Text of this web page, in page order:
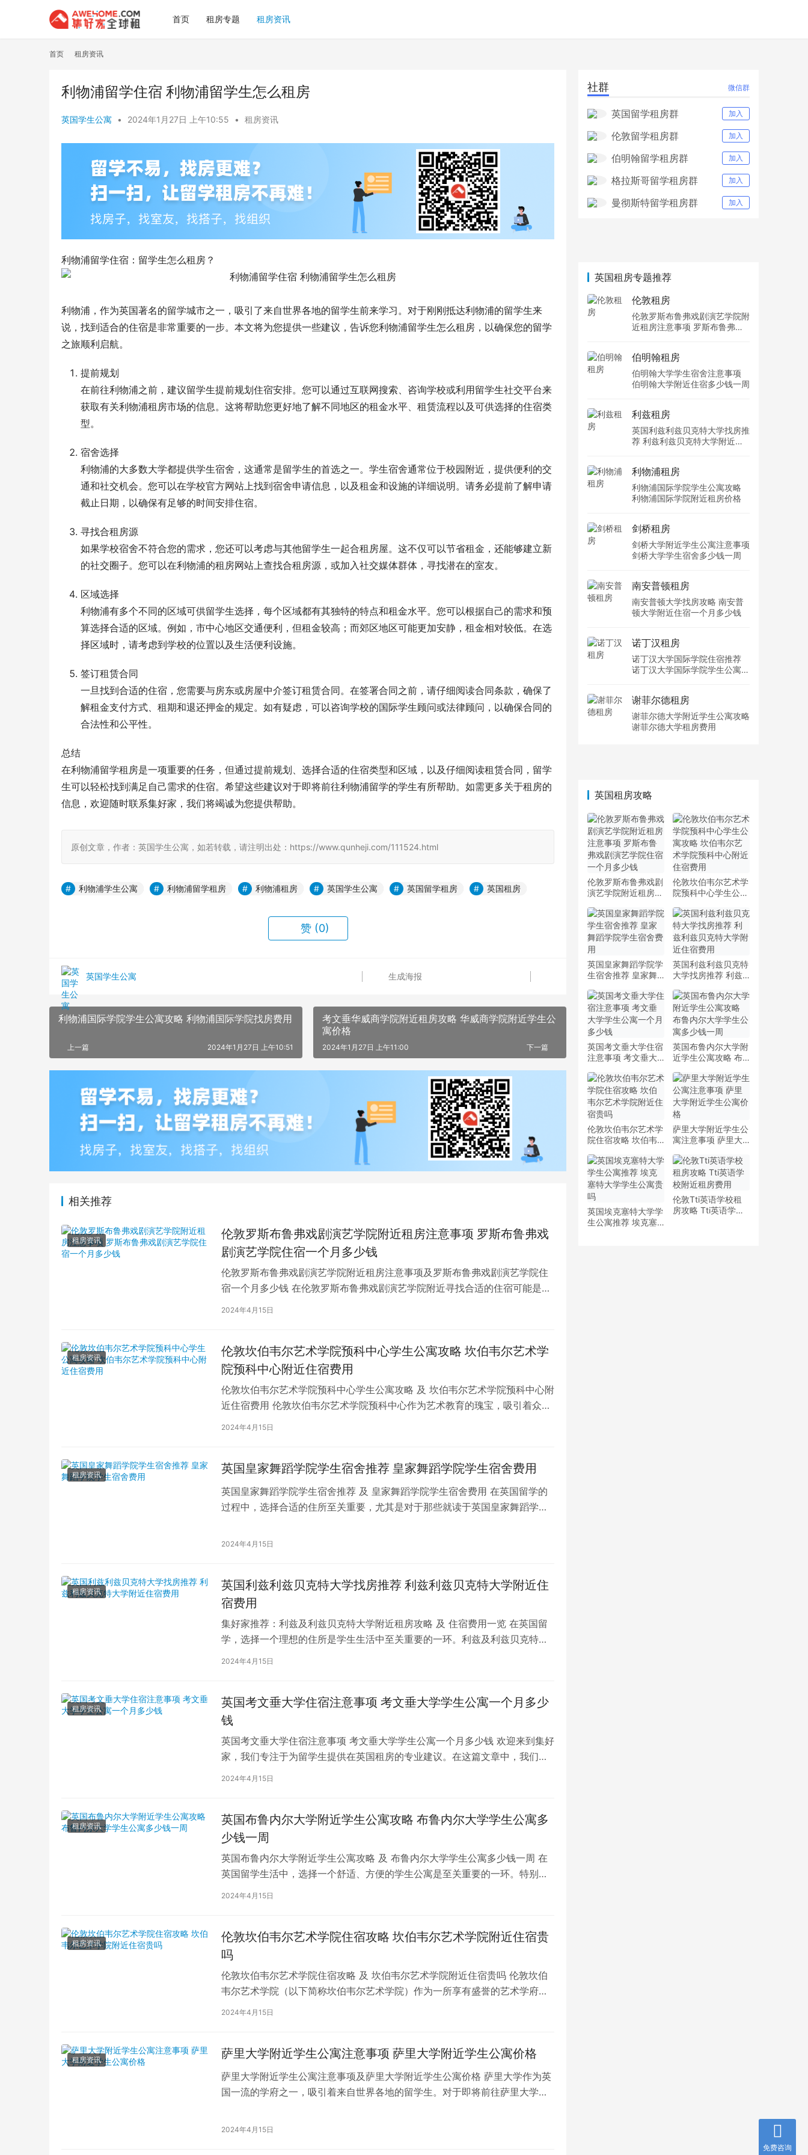
首页 租房专题 租房资讯
首页 租房资讯
利物浦留学住宿 利物浦留学生怎么租房
英国学生公寓 • 2024年1月27日 上午10:55 • 租房资讯
利物浦留学住宿：留学生怎么租房？
利物浦，作为英国著名的留学城市之一，吸引了来自世界各地的留学生前来学习。对于刚刚抵达利物浦的留学生来
说，找到适合的住宿是非常重要的一步。本文将为您提供一些建议，告诉您利物浦留学生怎么租房，以确保您的留学
之旅顺利启航。
提前规划
在前往利物浦之前，建议留学生提前规划住宿安排。您可以通过互联网搜索、咨询学校或利用留学生社交平台来
获取有关利物浦租房市场的信息。这将帮助您更好地了解不同地区的租金水平、租赁流程以及可供选择的住宿类
型。
宿舍选择
利物浦的大多数大学都提供学生宿舍，这通常是留学生的首选之一。学生宿舍通常位于校园附近，提供便利的交
通和社交机会。您可以在学校官方网站上找到宿舍申请信息，以及租金和设施的详细说明。请务必提前了解申请
截止日期，以确保有足够的时间安排住宿。
寻找合租房源
如果学校宿舍不符合您的需求，您还可以考虑与其他留学生一起合租房屋。这不仅可以节省租金，还能够建立新
的社交圈子。您可以在利物浦的租房网站上查找合租房源，或加入社交媒体群体，寻找潜在的室友。
区域选择
利物浦有多个不同的区域可供留学生选择，每个区域都有其独特的特点和租金水平。您可以根据自己的需求和预
算选择合适的区域。例如，市中心地区交通便利，但租金较高；而郊区地区可能更加安静，租金相对较低。在选
择区域时，请考虑到学校的位置以及生活便利设施。
签订租赁合同
一旦找到合适的住宿，您需要与房东或房屋中介签订租赁合同。在签署合同之前，请仔细阅读合同条款，确保了
解租金支付方式、租期和退还押金的规定。如有疑虑，可以咨询学校的国际学生顾问或法律顾问，以确保合同的
合法性和公平性。
总结
在利物浦留学租房是一项重要的任务，但通过提前规划、选择合适的住宿类型和区域，以及仔细阅读租赁合同，留学
生可以轻松找到满足自己需求的住宿。希望这些建议对于即将前往利物浦留学的学生有所帮助。如需更多关于租房的
信息，欢迎随时联系集好家，我们将竭诚为您提供帮助。
原创文章，作者：英国学生公寓，如若转载，请注明出处：https://www.qunheji.com/111524.html
利物浦学生公寓 利物浦留学租房 利物浦租房 英国学生公寓 英国留学租房 英国租房
赞 (0)
英国学生公寓 生成海报
利物浦国际学院学生公寓攻略 利物浦国际学院找房费用
上一篇 2024年1月27日 上午10:51
考文垂华威商学院附近租房攻略 华威商学院附近学生公
寓价格
下一篇
2024年1月27日 上午11:00
相关推荐
租房资讯
伦敦罗斯布鲁弗戏剧演艺学院附近租房注意事项 罗斯布鲁弗戏
剧演艺学院住宿一个月多少钱
伦敦罗斯布鲁弗戏剧演艺学院附近租房注意事项及罗斯布鲁弗戏剧演艺学院住
宿一个月多少钱 在伦敦罗斯布鲁弗戏剧演艺学院附近寻找合适的住宿可能是留
学生活中的一项关键任务。为了帮助您顺利完成…
2024年4月15日
租房资讯
伦敦坎伯韦尔艺术学院预科中心学生公寓攻略 坎伯韦尔艺术学
院预科中心附近住宿费用
伦敦坎伯韦尔艺术学院预科中心学生公寓攻略 及 坎伯韦尔艺术学院预科中心附
近住宿费用 伦敦坎伯韦尔艺术学院预科中心作为艺术教育的瑰宝，吸引着众多
2024年4月15日
租房资讯 英国皇家舞蹈学院学生宿舍推荐 皇家舞蹈学院学生宿舍费用
英国皇家舞蹈学院学生宿舍推荐 及 皇家舞蹈学院学生宿舍费用 在英国留学的
过程中，选择合适的住所至关重要，尤其是对于那些就读于英国皇家舞蹈学院
2024年4月15日
租房资讯
英国利兹利兹贝克特大学找房推荐 利兹利兹贝克特大学附近住
宿费用
集好家推荐：利兹及利兹贝克特大学附近租房攻略 及 住宿费用一览 在英国留
学，选择一个理想的住所是学生生活中至关重要的一环。利兹及利兹贝克特大
学（以下简称利兹贝大）作为英国一所卓越的…
2024年4月15日
租房资讯
英国考文垂大学住宿注意事项 考文垂大学学生公寓一个月多少
钱
英国考文垂大学住宿注意事项 考文垂大学学生公寓一个月多少钱 欢迎来到集好
家，我们专注于为留学生提供在英国租房的专业建议。在这篇文章中，我们将
深入探讨英国考文垂大学住宿的注意事项，以…
2024年4月15日
租房资讯
英国布鲁内尔大学附近学生公寓攻略 布鲁内尔大学学生公寓多
少钱一周
英国布鲁内尔大学附近学生公寓攻略 及 布鲁内尔大学学生公寓多少钱一周 在
英国留学生活中，选择一个舒适、方便的学生公寓是至关重要的一环。特别是
2024年4月15日
租房资讯
伦敦坎伯韦尔艺术学院住宿攻略 坎伯韦尔艺术学院附近住宿贵
吗
伦敦坎伯韦尔艺术学院住宿攻略 及 坎伯韦尔艺术学院附近住宿贵吗 伦敦坎伯
韦尔艺术学院（以下简称坎伯韦尔艺术学院）作为一所享有盛誉的艺术学府，
吸引了全球各地的学子前来学习。而对于即将…
2024年4月15日
租房资讯 萨里大学附近学生公寓注意事项 萨里大学附近学生公寓价格
萨里大学附近学生公寓注意事项及萨里大学附近学生公寓价格 萨里大学作为英
国一流的学府之一，吸引着来自世界各地的留学生。对于即将前往萨里大学就
2024年4月15日
社群 微信群
英国留学租房群 加入
伦敦留学租房群 加入
伯明翰留学租房群 加入
格拉斯哥留学租房群 加入
曼彻斯特留学租房群 加入
英国租房专题推荐
伦敦租房
伦敦罗斯布鲁弗戏剧演艺学院附
近租房注意事项 罗斯布鲁弗戏
伯明翰租房
伯明翰大学学生宿舍注意事项
伯明翰大学附近住宿多少钱一周
利兹租房
英国利兹利兹贝克特大学找房推
荐 利兹利兹贝克特大学附近住
利物浦租房
利物浦国际学院学生公寓攻略
利物浦国际学院附近租房价格
剑桥租房
剑桥大学附近学生公寓注意事项
剑桥大学学生宿舍多少钱一周
南安普顿租房
南安普顿大学找房攻略 南安普
顿大学附近住宿一个月多少钱
诺丁汉租房
诺丁汉大学国际学院住宿推荐
诺丁汉大学国际学院学生公寓多
谢菲尔德租房
谢菲尔德大学附近学生公寓攻略
谢菲尔德大学租房费用
英国租房攻略
伦敦罗斯布鲁弗戏剧
演艺学院附近租房注
戏剧演艺学院住宿一
个月多少钱
伦敦坎伯韦尔艺术学
院预科中心学生公寓
学院预科中心附近住
宿费用
英国皇家舞蹈学院学
生宿舍推荐 皇家舞
英国利兹利兹贝克特
大学找房推荐 利兹
住宿费用
英国考文垂大学住宿
注意事项 考文垂大
少钱
英国布鲁内尔大学附
近学生公寓攻略 布
多少钱一周
伦敦坎伯韦尔艺术学
院住宿攻略 坎伯韦
贵吗
萨里大学附近学生公
寓注意事项 萨里大
英国埃克塞特大学学
生公寓推荐 埃克塞
伦敦Tti英语学校租
房攻略 Tti英语学校
免费咨询